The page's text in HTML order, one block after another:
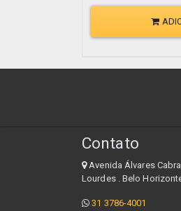
Contato
Avenida Álvares
Lourdes . Belo
31 3786-4001